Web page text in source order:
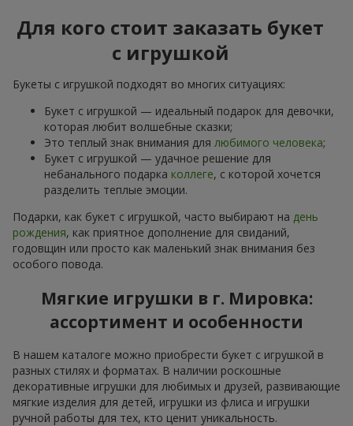
Для кого стоит заказать букет
с игрушкой
Букеты с игрушкой подходят во многих ситуациях:
Букет с игрушкой — идеальный подарок для девочки,
которая любит волшебные сказки;
Это теплый знак внимания для любимого человека;
Букет с игрушкой — удачное решение для
небанального подарка коллеге, с которой хочется
разделить теплые эмоции.
Подарки, как букет с игрушкой, часто выбирают на день
рождения, как приятное дополнение для свиданий,
годовщин или просто как маленький знак внимания без
особого повода.
Мягкие игрушки в г. Мировка:
ассортимент и особенности
В нашем каталоге можно приобрести букет с игрушкой в
разных стилях и форматах. В наличии роскошные
декоративные игрушки для любимых и друзей, развивающие
мягкие изделия для детей, игрушки из флиса и игрушки
ручной работы для тех, кто ценит уникальность.